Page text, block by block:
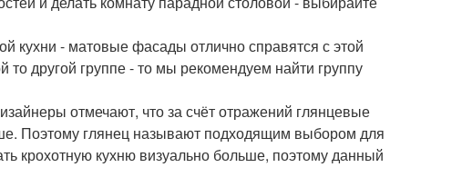
кухни - матовые фасады отлично справятся с этой
то другой группе - то мы рекомендуем найти группу
отмечают, что за счёт отражений глянцевые
Поэтому глянец называют подходящим выбором для
крохотную кухню визуально больше, поэтому данный